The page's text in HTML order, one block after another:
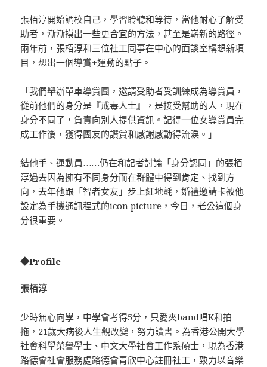
張栢淳開始調校自己，學習聆聽和等待，當他耐心了解受
助者，漸漸摸出一些更合宜的方法，甚至是嶄新的路徑。
兩年前，張栢淳和三位社工同事在中心的面談室構想新項
目，想出一個導賞+運動的點子。
「我們舉辦單車導賞團，邀請受助者受訓練成為導賞員，
從前他們的身分是『戒毒人士』，是接受幫助的人，現在
身分不同了，負責向別人提供資訊。記得一位女導賞員完
成工作後，獲得團友的讚賞和感謝感動得流淚。」
結他手、運動員……仍在和記者討論「身分認同」的張栢
淳過去因為擁有不同身分而在群體中得到肯定、找到方
向，去年他跟「智者女友」步上紅地氈，婚禮邀請卡被他
設定為手機通訊程式的icon picture，今日，老公這個身
分很重要。
◆Profile
張栢淳
少時無心向學，中學會考得5分，只愛夾band唱K和拍
拖，21歲大病後人生觀改變，努力讀書。為香港公開大學
社會科學榮譽學士、中文大學社會工作系碩士，現為香港
路德會社會服務處路德會青欣中心註冊社工，致力以音樂